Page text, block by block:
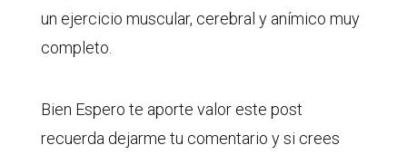
un ejercicio muscular, cerebral y anímico muy
completo.
Bien Espero te aporte valor este post
recuerda dejarme tu comentario y si crees